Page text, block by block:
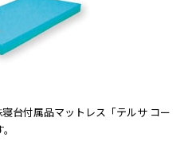
台付属品マットレス「テルサ コー